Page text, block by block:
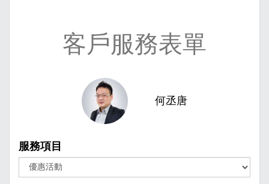
客戶服務表單
何丞唐
服務項目